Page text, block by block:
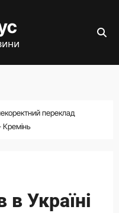
переклад
Кремінь
Україні